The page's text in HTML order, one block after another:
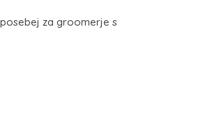
posebej za groomerje s